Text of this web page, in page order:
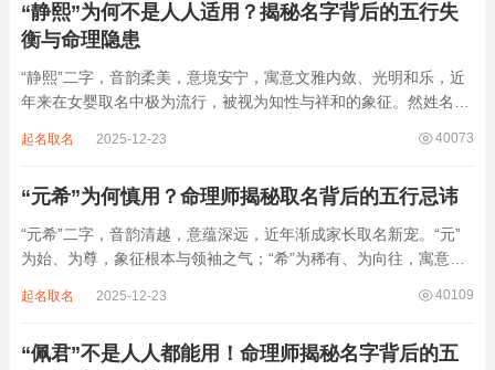
“静熙”为何不是人人适用？揭秘名字背后的五行失
衡与命理隐患
“静熙”二字，音韵柔美，意境安宁，寓意文雅内敛、光明和乐，近
年来在女婴取名中极为流行，被视为知性与祥和的象征。然姓名命
象，实藏金水偏寒、火气受制之弊，若不顾八字强弱，盲目套用，
40073
起名取名 2025-12-23
“元希”为何慎用？命理师揭秘取名背后的五行忌讳
“元希”二字，音韵清越，意蕴深远，近年渐成家长取名新宠。“元”
为始、为尊，象征根本与领袖之气；“希”为稀有、为向往，寓意卓
象。然姓名非止文雅，实为命理气场之枢纽。一字之选，关乎运途
40109
起名取名 2025-12-23
“佩君”不是人人都能用！命理师揭秘名字背后的五